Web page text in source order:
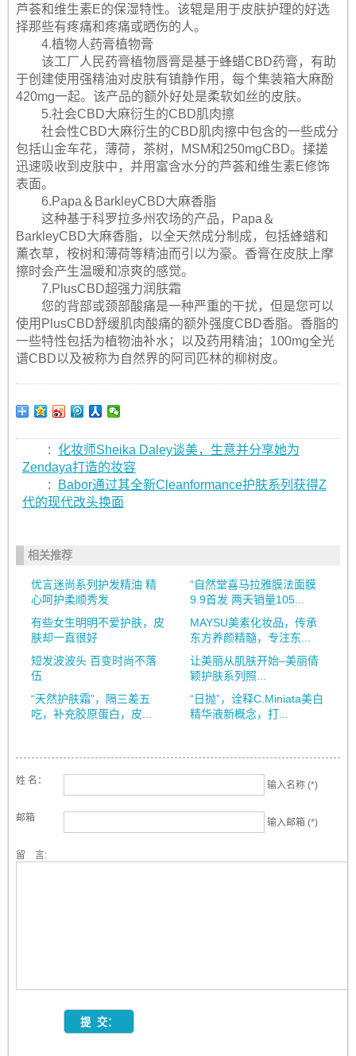
芦荟和维生素E的保湿特性。该辊是用于皮肤护理的好选
择那些有疼痛和疼痛或晒伤的人。
4.植物人药膏植物膏
该工厂人民药膏植物唇膏是基于蜂蜡CBD药膏，有助
于创建使用强精油对皮肤有镇静作用，每个集装箱大麻酚
420mg一起。该产品的额外好处是柔软如丝的皮肤。
5.社会CBD大麻衍生的CBD肌肉擦
社会性CBD大麻衍生的CBD肌肉擦中包含的一些成分
包括山金车花，薄荷，茶树，MSM和250mgCBD。揉搓
迅速吸收到皮肤中，并用富含水分的芦荟和维生素E修饰
表面。
6.Papa＆BarkleyCBD大麻香脂
这种基于科罗拉多州农场的产品，Papa＆
BarkleyCBD大麻香脂，以全天然成分制成，包括蜂蜡和
薰衣草，桉树和薄荷等精油而引以为豪。香膏在皮肤上摩
擦时会产生温暖和凉爽的感觉。
7.PlusCBD超强力润肤霜
您的背部或颈部酸痛是一种严重的干扰，但是您可以
使用PlusCBD舒缓肌肉酸痛的额外强度CBD香脂。香脂的
一些特性包括为植物油补水；以及药用精油；100mg全光
谱CBD以及被称为自然界的阿司匹林的柳树皮。
: 化妆师Sheika Daley谈美，生意并分享她为
Zendaya打造的妆容
:
Babor通过其全新Cleanformance护肤系列获得Z
代的现代改头换面
相关推荐
优言迷尚系列护发精油 精
心呵护柔顺秀发
“自然堂喜马拉雅膜法面膜
9.9首发 两天销量105...
有些女生明明不爱护肤，皮
肤却一直很好
MAYSU美素化妆品，传承
东方养颜精髓，专注东...
短发波波头 百变时尚不落
伍
让美丽从肌肤开始–美丽倩
颖护肤系列照...
“天然护肤霜”，隔三差五
吃，补充胶原蛋白，皮...
“日抛”，诠释C.Miniata美白
精华液新概念，打...
姓 名： 输入名称 (*)
邮箱 输入邮箱 (*)
留 言: